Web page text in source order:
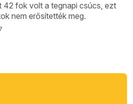
42 fok volt a tegnapi csúcs, ezt
nem erősítették meg.